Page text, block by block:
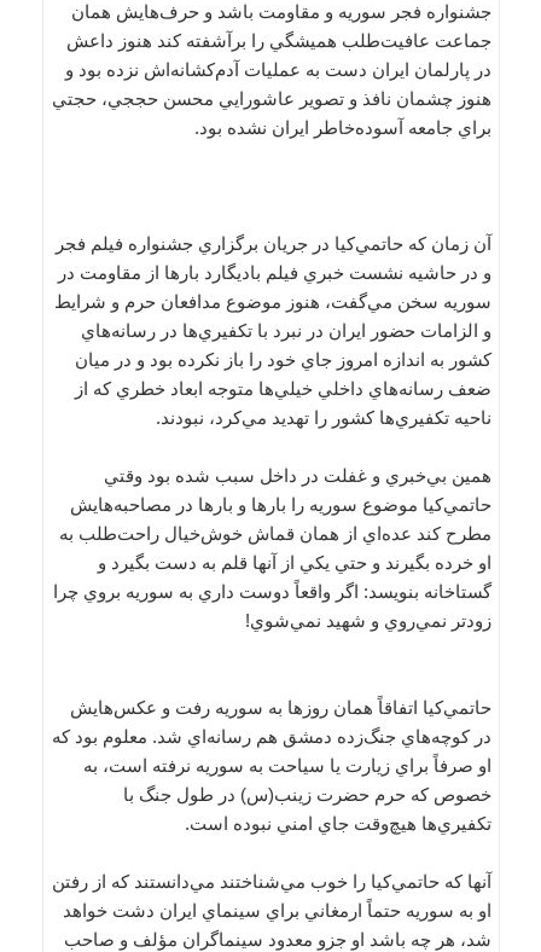
جشنواره فجر سوريه و مقاومت باشد و حرف‌هايش همان
جماعت عافيت‌طلب هميشگي را برآشفته كند هنوز داعش
در پارلمان ايران دست به عمليات آدم‌كشانه‌اش نزده بود و
هنوز چشمان نافذ و تصوير عاشورايي محسن حججي، حجتي
براي جامعه آسوده‌خاطر ايران نشده بود.
آن زمان كه حاتمي‌كيا در جريان برگزاري جشنواره فيلم فجر
و در حاشيه نشست خبري فيلم باديگارد بارها از مقاومت در
سوريه سخن مي‌گفت، هنوز موضوع مدافعان حرم و شرايط
و الزامات حضور ايران در نبرد با تكفيري‌ها در رسانه‌هاي
كشور به اندازه امروز جاي خود را باز نكرده بود و در ميان
ضعف رسانه‌هاي داخلي خيلي‌ها متوجه ابعاد خطري كه از
ناحيه تكفيري‌ها كشور را تهديد مي‌كرد، نبودند.
همين بي‌خبري و غفلت در داخل سبب شده بود وقتي
حاتمي‌كيا موضوع سوريه را بارها و بارها در مصاحبه‌هايش
مطرح كند عده‌اي از همان قماش خوش‌خيال راحت‌طلب به
او خرده بگيرند و حتي يكي از آنها قلم به دست بگيرد و
گستاخانه بنويسد: اگر واقعاً دوست داري به سوريه بروي چرا
زودتر نمي‌روي و شهيد نمي‌شوي!
حاتمي‌كيا اتفاقاً همان روزها به سوريه رفت و عكس‌هايش
در كوچه‌هاي جنگ‌زده دمشق هم رسانه‌اي شد. معلوم بود كه
او صرفاً براي زيارت يا سياحت به سوريه نرفته است، به
خصوص كه حرم حضرت زينب(س) در طول جنگ با
تكفيري‌ها هيچ‌وقت جاي امني نبوده است.
آنها كه حاتمي‌كيا را خوب مي‌شناختند مي‌دانستند كه از رفتن
او به سوريه حتماً ارمغاني براي سينماي ايران دشت خواهد
شد، هر چه باشد او جزو معدود سينماگران مؤلف و صاحب